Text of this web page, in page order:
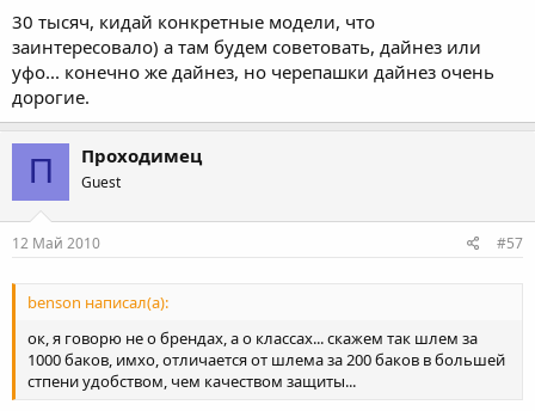
30 тысяч, кидай конкретные модели, что
заинтересовало) а там будем советовать, дайнез или
уфо... конечно же дайнез, но черепашки дайнез очень
дорогие.
П Проходимец
Guest
12 Май 2010 #57
benson написал(а):
ок, я говорю не о брендах, а о классах... скажем так шлем за
1000 баков, имхо, отличается от шлема за 200 баков в большей
стпени удобством, чем качеством защиты...